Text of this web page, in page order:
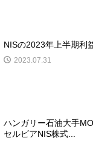
NISの2023年上半期利
2023.07.31
ハンガリー石油大手
セルビアNIS株式...